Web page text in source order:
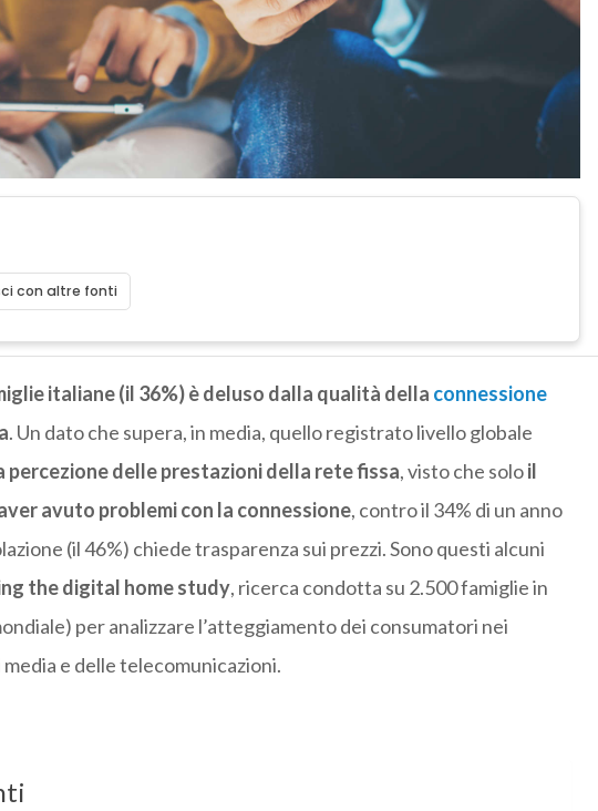
con altre fonti
italiane (il 36%) è deluso dalla qualità della connessione
. Un dato che supera, in media, quello registrato livello globale
percezione delle prestazioni della rete fissa, visto che soloil
avuto problemi con la connessione, contro il 34% di un anno
(il 46%) chiede trasparenza sui prezzi. Sono questi alcuni
the digital home study, ricerca condotta su 2.500 famiglie in
per analizzare l’atteggiamento dei consumatori nei
e delle telecomunicazioni.